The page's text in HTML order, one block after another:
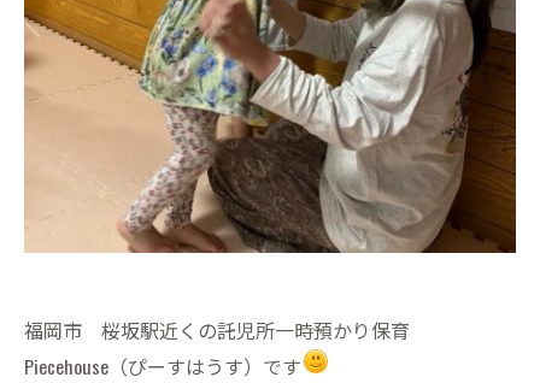
福岡市 桜坂駅近くの託児所一時預かり保育
Piecehouse（ぴーすはうす）です